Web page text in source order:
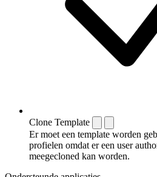
Clone Template
Er moet een template worden
profielen omdat er een user
meegecloned kan worden.